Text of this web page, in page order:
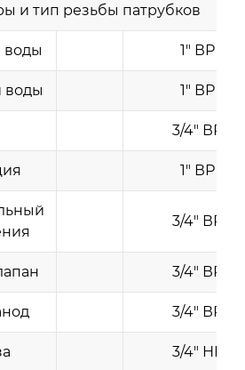
и тип резьбы патрубков
воды 1" ВР
воды 1" ВР
3/4" ВР
1" ВР
3/4" ВР
3/4" ВР
3/4" ВР
3/4" НР